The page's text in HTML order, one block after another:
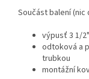
Součást balení
výpusť 3 1/2"
odtoková a
trubkou
montážní